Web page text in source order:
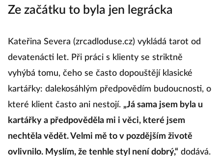
Ze začátku to byla jen legrácka
Kateřina Severa (zrcadloduse.cz) vykládá tarot od
devatenácti let. Při práci s klienty se striktně
vyhýbá tomu, čeho se často dopouštějí klasické
kartářky: dalekosáhlým předpovědím budoucnosti, o
které klient často ani nestojí. „Já sama jsem byla u
kartářky a předpověděla mi i věci, které jsem
nechtěla vědět. Velmi mě to v pozdějším životě
ovlivnilo. Myslím, že tenhle styl není dobrý,“ dodává.